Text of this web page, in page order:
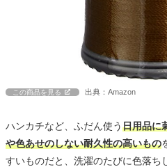
この商品を見る 出典：Amazon
ハンカチなど、ふだん使う日用品に
や色あせのしない耐久性の高いもの
すいものだと、洗濯のたびに色落ち